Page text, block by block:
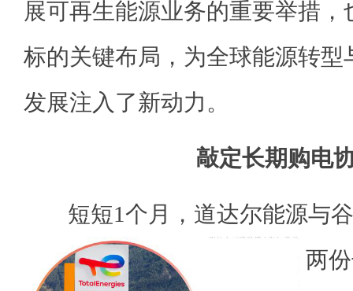
展可再生能源业务的重要举措
标的关键布局，为全球能源转型
发展注入了新动力。
敲定长期购电
短短1个月，道达尔能源与谷
两